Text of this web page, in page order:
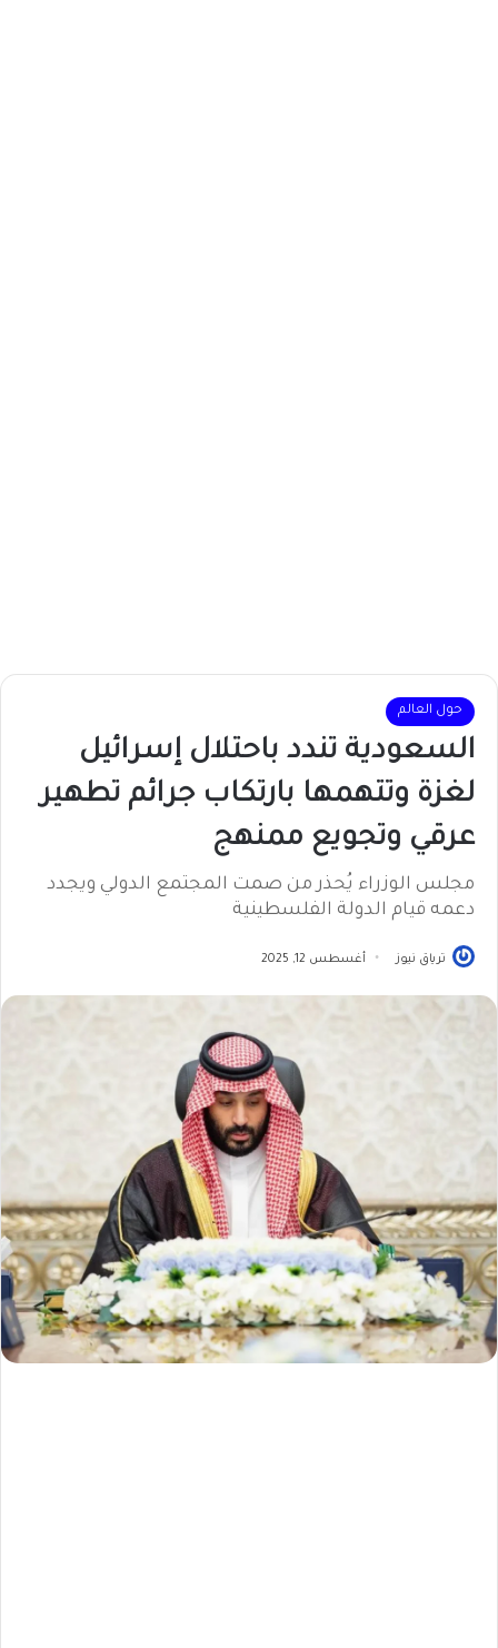
حول العالم
السعودية تندد باحتلال إسرائيل
لغزة وتتهمها بارتكاب جرائم تطهير
عرقي وتجويع ممنهج
مجلس الوزراء يُحذر من صمت المجتمع الدولي ويجدد
دعمه قيام الدولة الفلسطينية
ترياق نيوز أغسطس 12, 2025